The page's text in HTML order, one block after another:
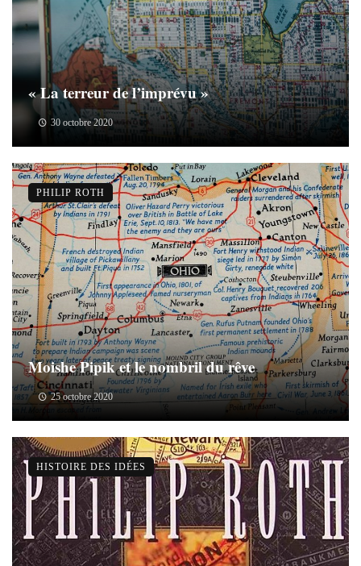
« La terreur de l’imprévu »
30 octobre 2020
Moishe Pipik et le nombril du rêve
25 octobre 2020
PHILIP ROTH
HISTOIRE DES IDÉES